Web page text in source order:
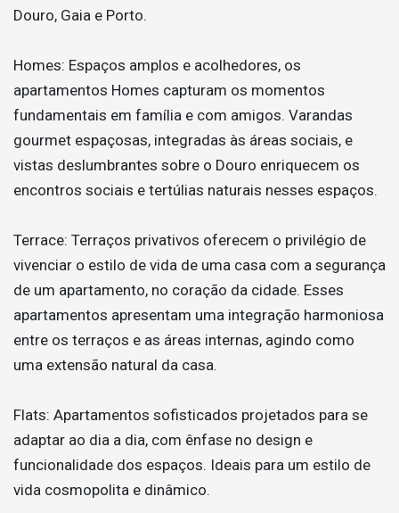
Douro, Gaia e Porto.
Homes: Espaços amplos e acolhedores, os
apartamentos Homes capturam os momentos
fundamentais em família e com amigos. Varandas
gourmet espaçosas, integradas às áreas sociais, e
vistas deslumbrantes sobre o Douro enriquecem os
encontros sociais e tertúlias naturais nesses espaços.
Terrace: Terraços privativos oferecem o privilégio de
vivenciar o estilo de vida de uma casa com a segurança
de um apartamento, no coração da cidade. Esses
apartamentos apresentam uma integração harmoniosa
entre os terraços e as áreas internas, agindo como
uma extensão natural da casa.
Flats: Apartamentos sofisticados projetados para se
adaptar ao dia a dia, com ênfase no design e
funcionalidade dos espaços. Ideais para um estilo de
vida cosmopolita e dinâmico.